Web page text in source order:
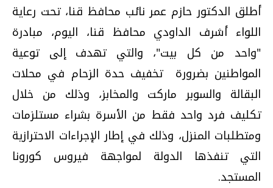
أطلق الدكتور حازم عمر نائب محافظ قنا، تحت رعاية
اللواء أشرف الداودي محافظ قنا، اليوم، مبادرة
"واحد من كل بيت"، والتي تهدف إلى توعية
المواطنين بضرورة تخفيف حدة الزحام في محلات
البقالة والسوبر ماركت والمخابز، وذلك من خلال
تكليف فرد واحد فقط من الأسرة بشراء مستلزمات
ومتطلبات المنزل، وذلك في إطار الإجراءات الاحترازية
التي تنفذها الدولة لمواجهة فيروس كورونا
المستجد.